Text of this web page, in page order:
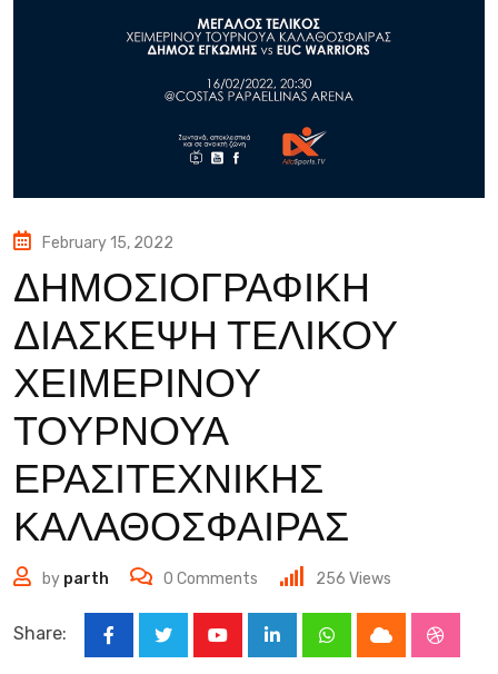
February 15, 2022
ΔΗΜΟΣΙΟΓΡΑΦΙΚΗ
ΔΙΑΣΚΕΨΗ ΤΕΛΙΚΟΥ
ΧΕΙΜΕΡΙΝΟΥ
ΤΟΥΡΝΟΥΑ
ΕΡΑΣΙΤΕΧΝΙΚΗΣ
ΚΑΛΑΘΟΣΦΑΙΡΑΣ
by parth 0 Comments 256 Views
Share:
LinkedInWhatsappCloud